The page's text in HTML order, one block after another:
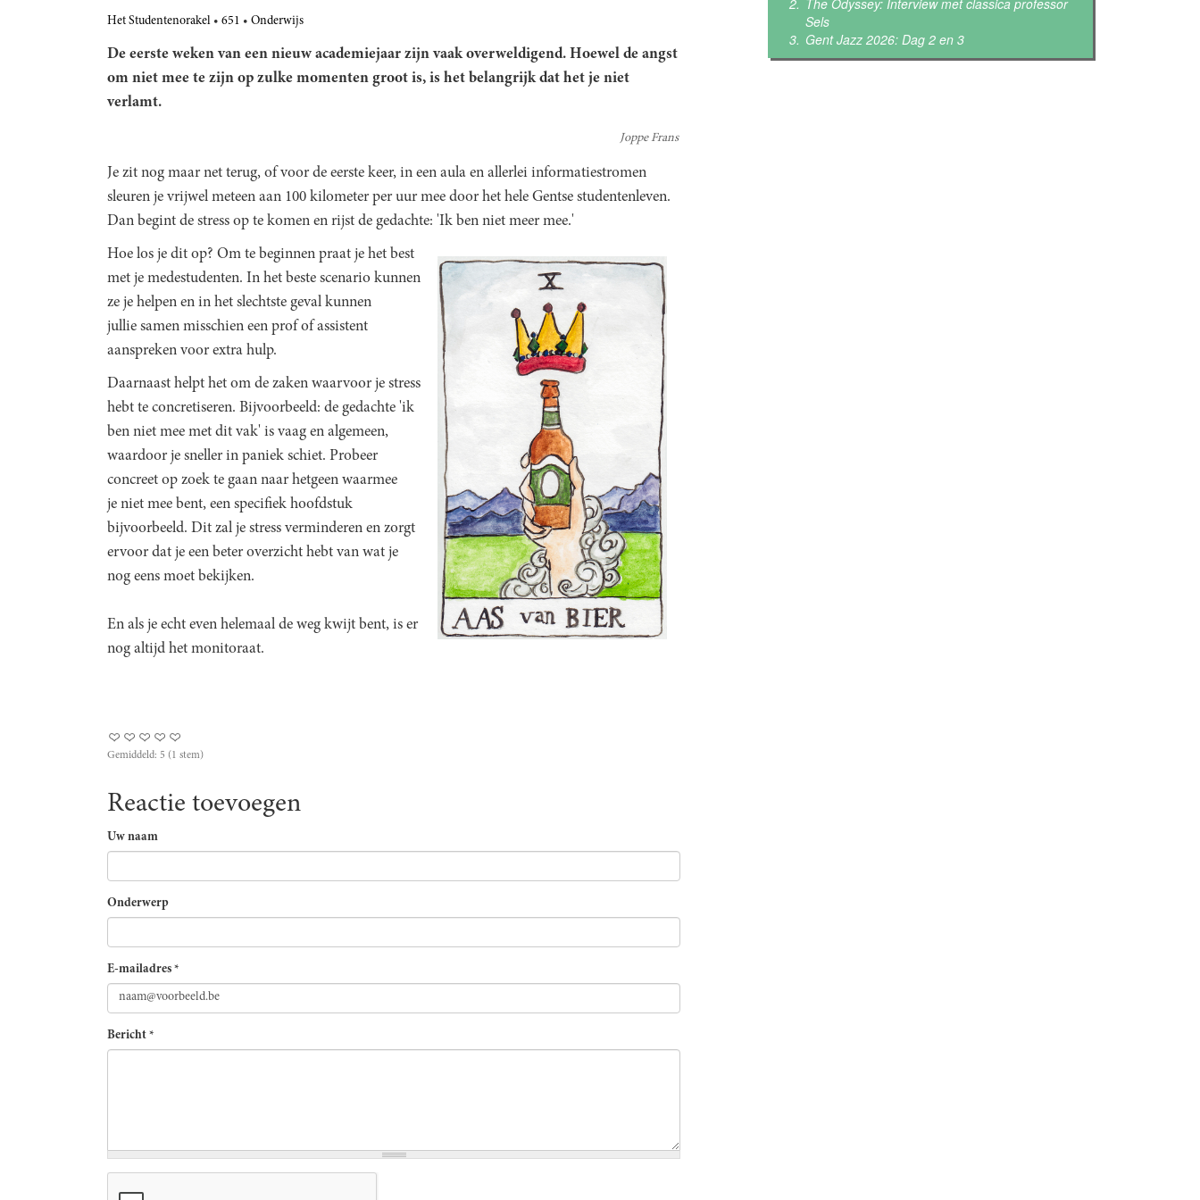
Het Studentenorakel 651 Onderwijs
De eerste weken van een nieuw academiejaar zijn vaak overweldigend. Hoewel de angst
om niet mee te zijn op zulke momenten groot is, is het belangrijk dat het je niet
verlamt.
Joppe Frans
Je zit nog maar net terug, of voor de eerste keer, in een aula en allerlei informatiestromen
sleuren je vrijwel meteen aan 100 kilometer per uur mee door het hele Gentse studentenleven.
Dan begint de stress op te komen en rijst de gedachte: 'Ik ben niet meer mee.'
Hoe los je dit op? Om te beginnen praat je het best
met je medestudenten. In het beste scenario kunnen
ze je helpen en in het slechtste geval kunnen
jullie samen misschien een prof of assistent
aanspreken voor extra hulp.
Daarnaast helpt het om de zaken waarvoor je stress
hebt te concretiseren. Bijvoorbeeld: de gedachte 'ik
ben niet mee met dit vak' is vaag en algemeen,
waardoor je sneller in paniek schiet. Probeer
concreet op zoek te gaan naar hetgeen waarmee
je niet mee bent, een specifiek hoofdstuk
bijvoorbeeld. Dit zal je stress verminderen en zorgt
ervoor dat je een beter overzicht hebt van wat je
nog eens moet bekijken.
En als je echt even helemaal de weg kwijt bent, is er
nog altijd het monitoraat.
Gemiddeld: 5 (1 stem)
Reactie toevoegen
Uw naam
Onderwerp
E-mailadres *
Bericht *
Sels
Gent Jazz 2026: Dag 2 en 3